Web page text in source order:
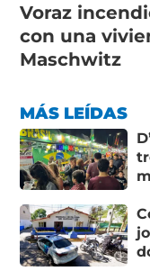
Voraz
con una
Maschwitz
MÁS LEÍDAS